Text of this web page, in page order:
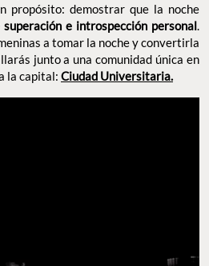
propósito: demostrar que la noche
superación e introspección personal.
a tomar la noche y convertirla
junto a una comunidad única en
la capital: Ciudad Universitaria.